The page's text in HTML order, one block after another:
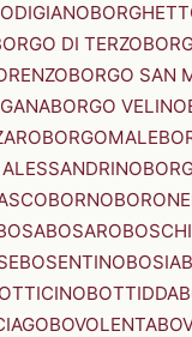
DI TERZO
BORGO SAN
BORGO VELINO
BORGOMALE
BORNO
BOSARO
BOSENTINOBOSIA
BOTTIDDA
BOVOLENTA